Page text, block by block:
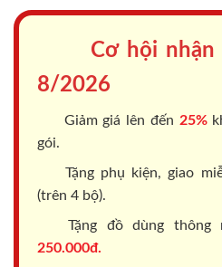
Cơ hội
8/2026
Giảm giá lên đến 25%
gói.
Tặng phụ kiện, giao
(trên 4 bộ).
Tặng đồ dùng
250.000đ.